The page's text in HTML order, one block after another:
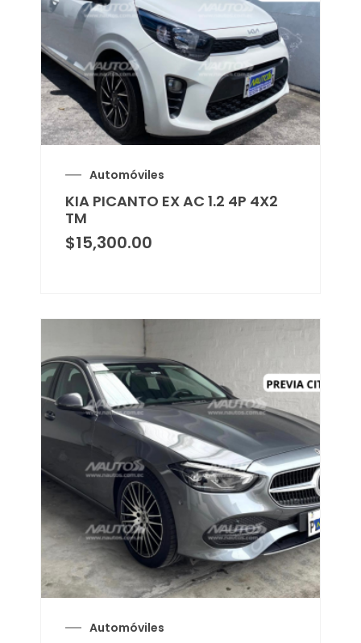
Automóviles
KIA PICANTO EX AC 1.2 4P 4X2
TM
$15,300.00
Automóviles